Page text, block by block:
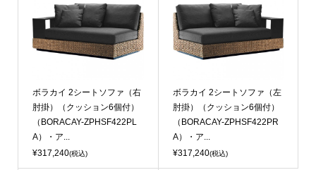
ボラカイ 2シートソファ（右
肘掛）（クッション6個付）
（BORACAY-ZPHSF422PL
A）・ア...
¥317,240(税込)
ボラカイ 2シートソファ（左
肘掛）（クッション6個付）
（BORACAY-ZPHSF422PR
A）・ア...
¥317,240(税込)